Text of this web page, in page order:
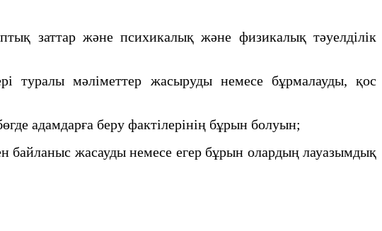
заттар және психикалық және физикалық тәуелділік
туралы мәліметтер жасыруды немесе бұрмалауды, қос
адамдарға беру фактілерінің бұрын болуын;
жасауды немесе егер бұрын олардың лауазымдық